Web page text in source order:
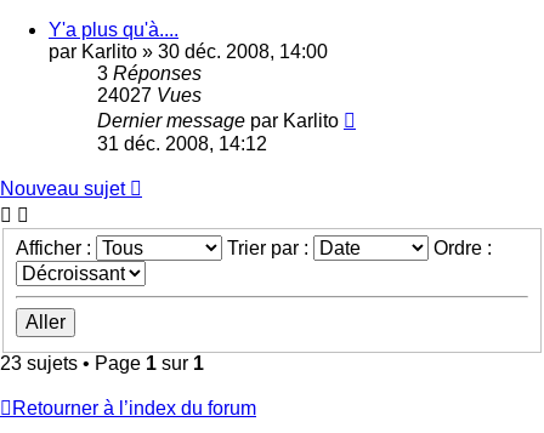
Y'a plus qu'à....
par Karlito » 30 déc. 2008, 14:00
3 Réponses
24027 Vues
Dernier message par Karlito
31 déc. 2008, 14:12
Nouveau sujet
Afficher : Trier par : Ordre :
23 sujets • Page 1 sur 1
Retourner à l’index du forum